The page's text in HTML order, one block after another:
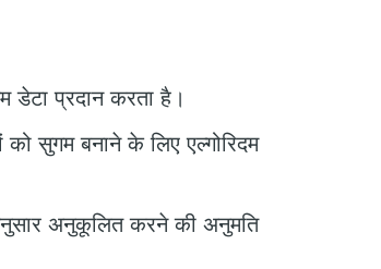
डेटा प्रदान करता है।
को सुगम बनाने के लिए एल्गोरिदम
अनुकूलित करने की अनुमति